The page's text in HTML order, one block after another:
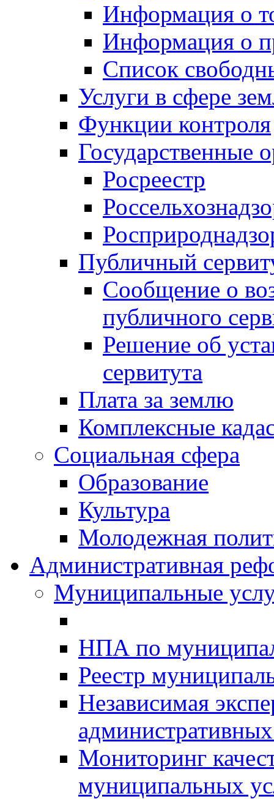
Информация о
Информация о
Список
Услуги в сфере
Функции контроля
Государственные
Росреестр
Публичный
Сообщение о
публичного
Решение об
сервитута
Плата за землю
Комплексные
Социальная сфера
Образование
Культура
Молодежная
Административная
Муниципальные
НПА по
Реестр
Независимая
Мониторинг
муниципальных